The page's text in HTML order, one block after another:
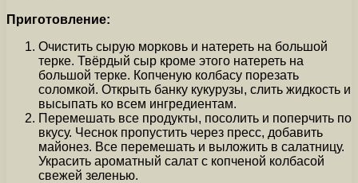
Приготовление:
Очистить сырую морковь и натереть на большой
терке. Твёрдый сыр кроме этого натереть на
большой терке. Копченую колбасу порезать
соломкой. Открыть банку кукурузы, слить жидкость и
высыпать ко всем ингредиентам.
Перемешать все продукты, посолить и поперчить по
вкусу. Чеснок пропустить через пресс, добавить
майонез. Все перемешать и выложить в салатницу.
Украсить ароматный салат с копченой колбасой
свежей зеленью.